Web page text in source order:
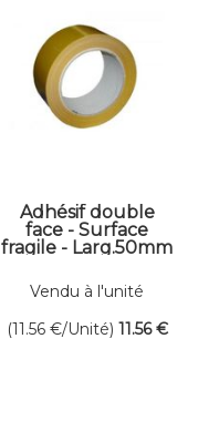
Adhésif double
face - Surface
fragile - Larg.50mm
Vendu à l'unité
(11.56 €/Unité) 11.56 €